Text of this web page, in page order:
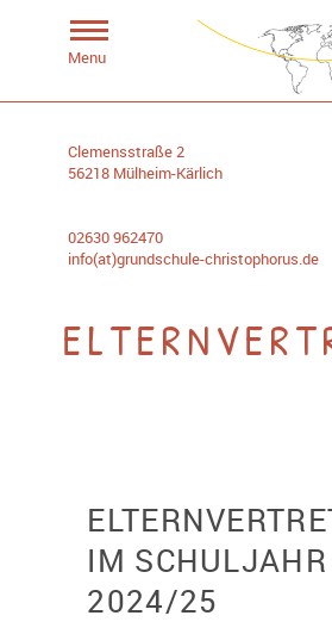
Menu
Clemensstraße 2
56218 Mülheim-Kärlich
02630 962470
info(at)grundschule-christophorus.de
IM SCHULJAHR
2024/25